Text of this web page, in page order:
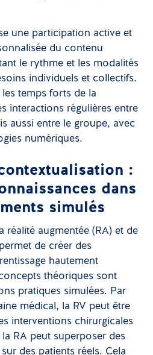
une participation active et
du contenu
le rythme et les modalités
individuels et collectifs.
les temps forts de la
interactions régulières entre
aussi entre le groupe, avec
numériques.
:
dans
simulés
réalité augmentée (RA) et de
de créer des
hautement
théoriques sont
pratiques simulées. Par
médical, la RV peut être
interventions chirurgicales
RA peut superposer des
des patients réels. Cela